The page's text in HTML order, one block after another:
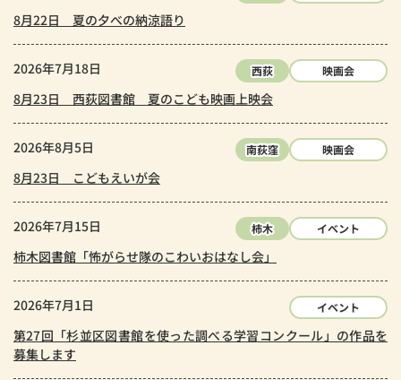
8月22日 夏の夕べの納涼語り
2026年7月18日 西荻 映画会
8月23日 西荻図書館 夏のこども映画上映会
2026年8月5日 南荻窪 映画会
8月23日 こどもえいが会
2026年7月15日 柿木 イベント
柿木図書館「怖がらせ隊のこわいおはなし会」
2026年7月1日 イベント
第27回「杉並区図書館を使った調べる学習コンクール」の作品を
募集します